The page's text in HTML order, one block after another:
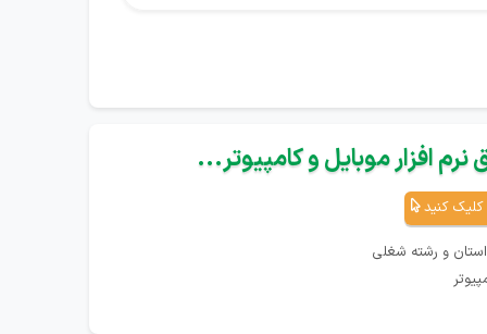
افزار موبایل و کامپیوتر...
کلیک کنید
و رشته شغلی